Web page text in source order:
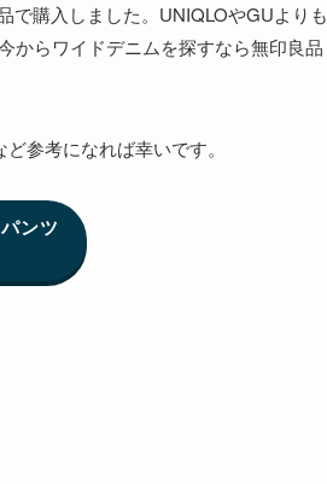
で購入しました。UNIQLOやGUよりも
からワイドデニムを探すなら無印良品
参考になれば幸いです。
ンツ